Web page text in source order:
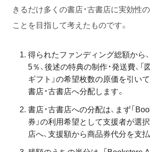
きるだけ多くの書店・古書店に実効性
ことを目指して考えたものです。
得られたファンディング総額から
5％、後述の特典の制作・発送費、
ギフト」の希望枚数の原価を引い
書店・古書店へ分配します。
書店・古書店への分配は、まず「
券」の利用希望として支援者が選
店へ、支援額から商品券代分を支払